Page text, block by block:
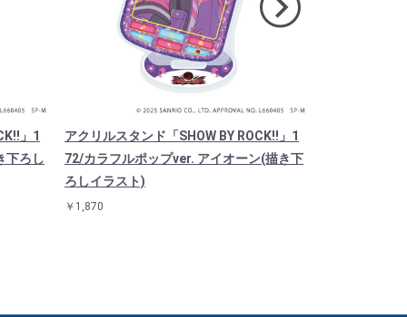
」1
下ろし
アクリルスタンド「SHOW BY ROCK!!」1
72/カラフルポップver. アイオーン(描き下
ろしイラスト)
￥1,870